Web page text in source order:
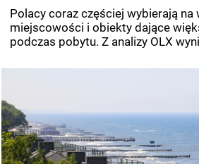
Polacy coraz częściej wybierają na
miejscowości i obiekty dające
podczas pobytu. Z analizy OLX